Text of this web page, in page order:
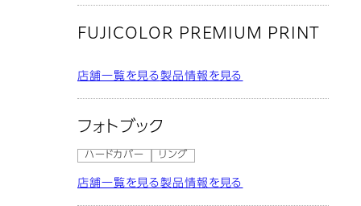
FUJICOLOR PREMIUM PRINT
店舗一覧を見る製品情報を見る
フォトブック
ハードカバー リング
店舗一覧を見る製品情報を見る